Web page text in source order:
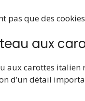
pas que des
aux
aux carottes
d’un détail